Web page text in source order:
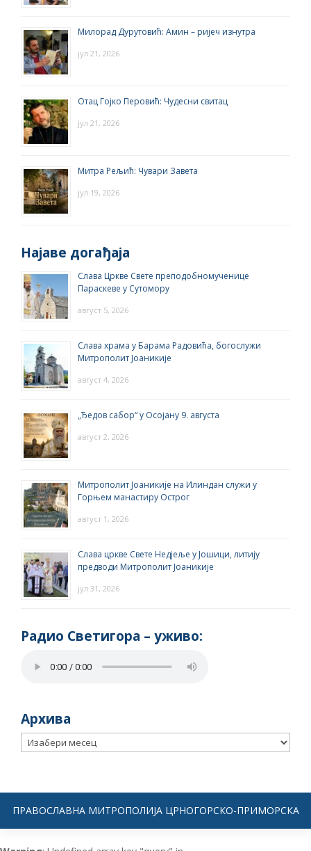
Милорад Дурутовић: Амин – ријеч изнутра
јул 21, 2026
Отац Гојко Перовић: Чудесни свитац
јул 21, 2026
Митра Рељић: Чувари Завета
јул 19, 2026
Најаве догађаја
Слава Цркве Свете преподобномученице
Параскеве у Сутомору
август 5, 2026
Слава храма у Барама Радовића, богослужи
Митрополит Јоаникије
август 4, 2026
„Ђедов сабор“ у Осојану 9. августа
август 2, 2026
Митрополит Јоаникије на Илиндан служи у
Горњем манастиру Острог
август 1, 2026
Слава цркве Свете Недјеље у Јошици, литију
предводи Митрополит Јоаникије
јул 31, 2026
Радио Светигора – yживо:
Архива
Архива
ПРАВОСЛАВНА МИТРОПОЛИЈА ЦРНОГОРСКО-ПРИМОРСКА